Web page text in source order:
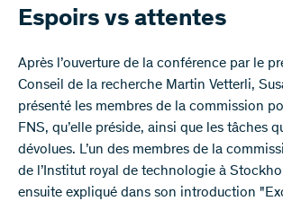
Espoirs vs attentes
Après l’ouverture de la conférence par le
Conseil de la recherche Martin Vetterli,
présenté les membres de la commission
FNS, qu’elle préside, ainsi que les tâches
dévolues. L’un des membres de la
de l’Institut royal de technologie à
ensuite expliqué dans son introduction